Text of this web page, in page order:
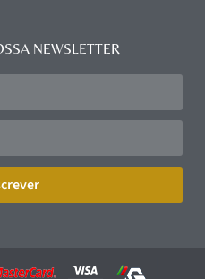
NEWSLETTER